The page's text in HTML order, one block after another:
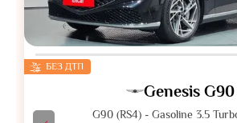
БЕЗ ДТП
Genesis G90
G90 (RS4) - Gasoline 3.5